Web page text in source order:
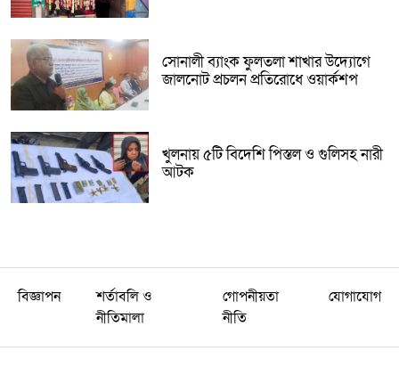
সোনালী ব্যাংক ফুলতলা শাখার উদ্যোগে
জালনোট প্রচলন প্রতিরোধে ওয়ার্কশপ
খুলনায় ৫টি বিদেশি পিস্তল ও গুলিসহ নারী
আটক
বিজ্ঞাপন
শর্তাবলি ও
নীতিমালা
গোপনীয়তা
নীতি
যোগাযোগ